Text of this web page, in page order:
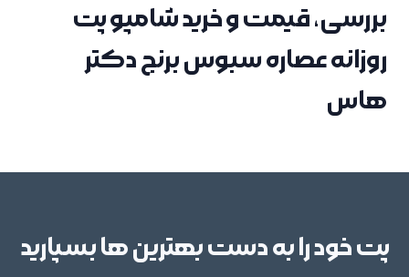
بررسی، قیمت و خرید شامپو پت
روزانه عصاره سبوس برنج دکتر
هاس
پت خود را به دست بهترین ها بسپارید